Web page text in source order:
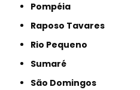
Pompéia
Raposo Tavares
Rio Pequeno
Sumaré
São Domingos